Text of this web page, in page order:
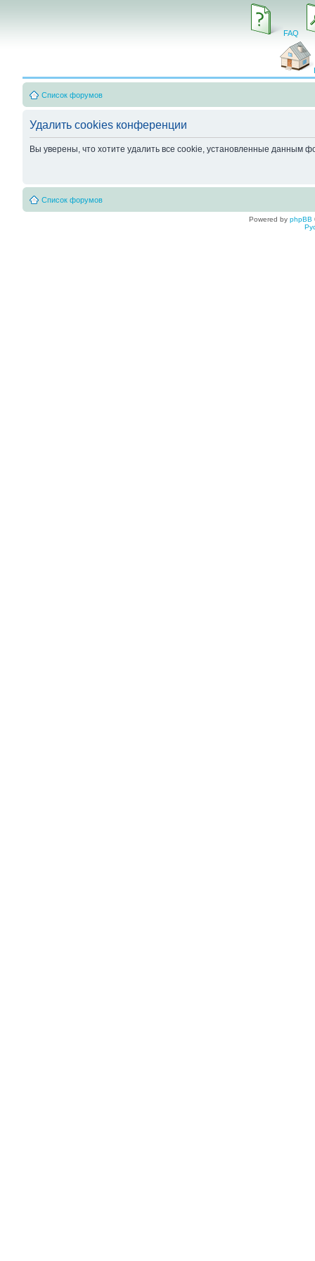
FAQ
Список форумов
Удалить cookies конференции
Вы уверены, что хотите удалить все cookie, установленные данным
Список форумов
Powered by phpBB